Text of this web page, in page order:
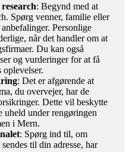
: Begynd med at
Spørg venner, familie eller
Personlige
når det handler om at
Du kan også
og vurderinger for at få
: Det er afgørende at
du overvejer, har de
Dette vil beskytte
under rengøringen
i Mern.
: Spørg ind til, om
til din adresse, har